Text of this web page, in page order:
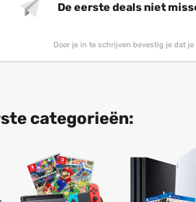
De eerste deals niet
Door je in te schrijven bevestig je dat
categorieën: